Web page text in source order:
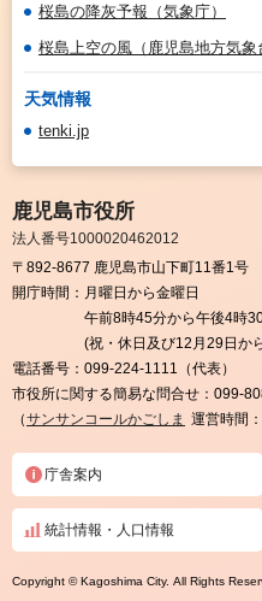
桜島の降灰予報（気象庁）
桜島上空の風（鹿児島地方気象
天気情報
tenki.jp
鹿児島市役所
法人番号1000020462012
〒892-8677 鹿児島市山下町11番1号
開庁時間： 月曜日から金曜日
午前8時45分から午後4時
(祝・休日及び12月29日か
電話番号： 099-224-1111（代表）
市役所に関する簡易な問合せ： 099-
（サンサンコールかごしま 運営時間
庁舎案内
統計情報・人口情報
Copyright © Kagoshima City. All Rights